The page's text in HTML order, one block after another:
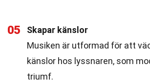
05
Skapar känslor
Musiken är utformad för att
känslor hos lyssnaren, som
triumf.